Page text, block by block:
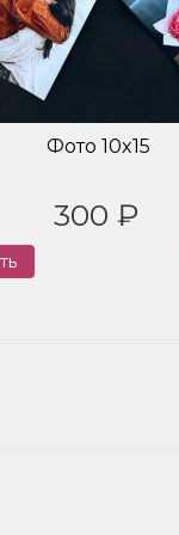
Фото 10x15
300 ₽